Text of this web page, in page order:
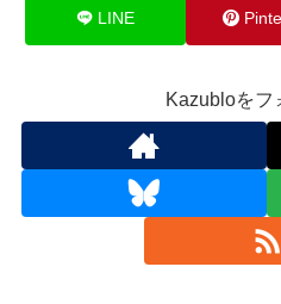
LINE
Kazubloをフ